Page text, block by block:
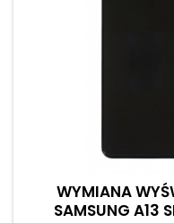
WYMIANA
SAMSUNG A13